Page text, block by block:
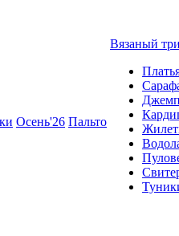
Осень'26 Пальто
Вязаный